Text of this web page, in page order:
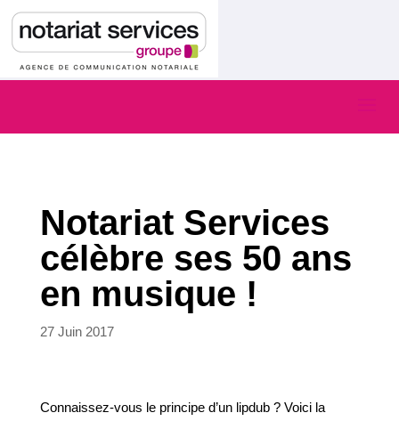
Notariat Services
célèbre ses 50 ans
en musique !
27 Juin 2017
Connaissez-vous le principe d’un lipdub ? Voici la